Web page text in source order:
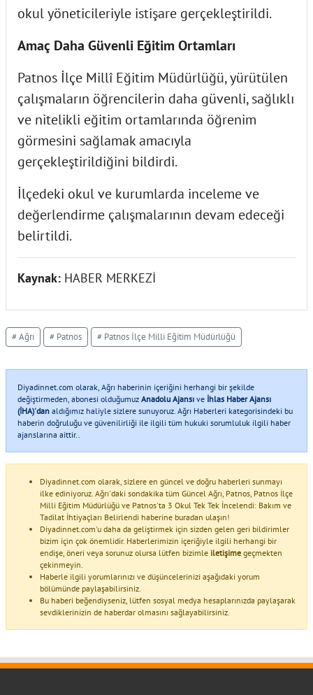
okul yöneticileriyle istişare gerçekleştirildi.
Amaç Daha Güvenli Eğitim Ortamları
Patnos İlçe Millî Eğitim Müdürlüğü, yürütülen
çalışmaların öğrencilerin daha güvenli, sağlıklı
ve nitelikli eğitim ortamlarında öğrenim
görmesini sağlamak amacıyla
gerçekleştirildiğini bildirdi.
İlçedeki okul ve kurumlarda inceleme ve
değerlendirme çalışmalarının devam edeceği
belirtildi.
Kaynak: HABER MERKEZİ
# Ağrı # Patnos # Patnos İlçe Milli Eğitim Müdürlüğü
Diyadinnet.com olarak, Ağrı haberinin içeriğini herhangi bir şekilde
değiştirmeden, abonesi olduğumuz Anadolu Ajansı ve İhlas Haber Ajansı
(İHA)'dan aldığımız haliyle sizlere sunuyoruz. Ağrı Haberleri kategorisindeki bu
haberin doğruluğu ve güvenilirliği ile ilgili tüm hukuki sorumluluk ilgili haber
ajanslarına aittir..
Diyadinnet.com olarak, sizlere en güncel ve doğru haberleri sunmayı
ilke ediniyoruz. Ağrı'daki sondakika tüm Güncel Ağrı, Patnos, Patnos İlçe
Milli Eğitim Müdürlüğü ve Patnos'ta 3 Okul Tek Tek İncelendi: Bakım ve
Tadilat İhtiyaçları Belirlendi haberine buradan ulaşın!
Diyadinnet.com'u daha da geliştirmek için sizden gelen geri bildirimler
bizim için çok önemlidir. Haberlerimizin içeriğiyle ilgili herhangi bir
endişe, öneri veya sorunuz olursa lütfen bizimle iletişime geçmekten
çekinmeyin.
Haberle ilgili yorumlarınızı ve düşüncelerinizi aşağıdaki yorum
bölümünde paylaşabilirsiniz.
Bu haberi beğendiyseniz, lütfen sosyal medya hesaplarınızda paylaşarak
sevdiklerinizin de haberdar olmasını sağlayabilirsiniz.